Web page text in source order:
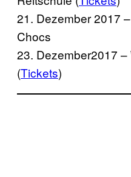
21. Dezember 2017
Chocs
23. Dezember2017
(Tickets)